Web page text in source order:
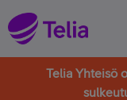
Telia Yhteisö